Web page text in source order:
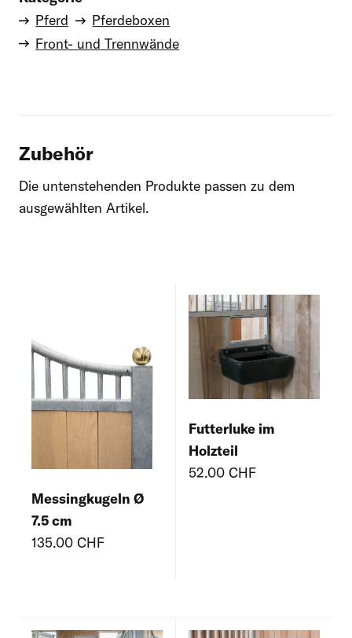
Pferd
Pferdeboxen
Front- und Trennwände
Zubehör
Die untenstehenden Produkte passen zu dem
ausgewählten Artikel.
Messingkugeln Ø
7.5 cm
135.00 CHF
Futterluke im
Holzteil
52.00 CHF